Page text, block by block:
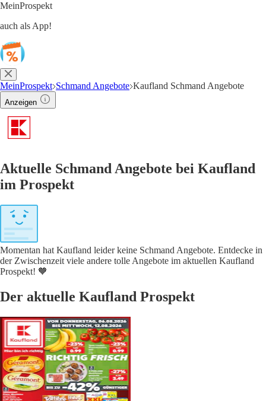
MeinProspekt
auch als App!
MeinProspekt Schmand Angebote Kaufland Schmand Angebote
Anzeigen
Aktuelle Schmand Angebote bei Kaufland
im Prospekt
Momentan hat Kaufland leider keine Schmand Angebote. Entdecke in
der Zwischenzeit viele andere tolle Angebote im aktuellen Kaufland
Prospekt! 🧡
Der aktuelle Kaufland Prospekt